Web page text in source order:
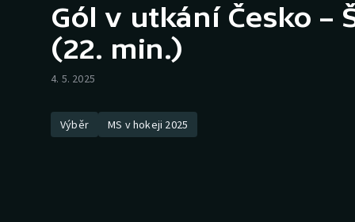
Hokej
Tenis
Cyklistika
Baseball a softbal
Gól v utkání Česko –
(22. min.)
4. 5. 2025
Výběr MS v hokeji 2025